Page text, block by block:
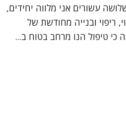
עשורים אני מלווה יחידים,
ריפוי ובנייה מחודשת של
כי טיפול הנו מרחב בטוח ב...